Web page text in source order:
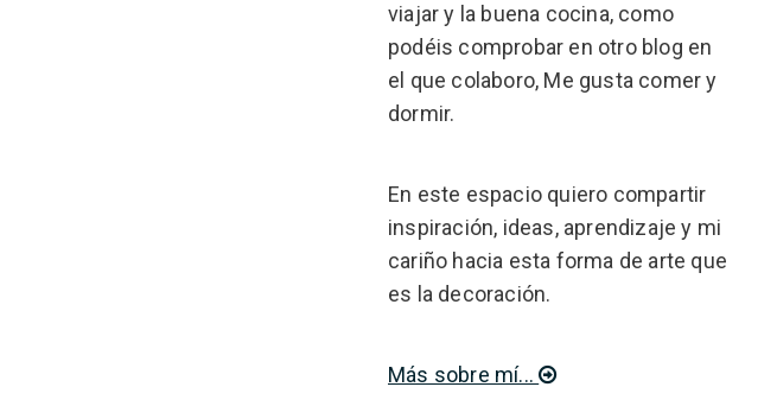
viajar y la buena cocina, como
podéis comprobar en otro blog en
el que colaboro, Me gusta comer y
dormir.
En este espacio quiero compartir
inspiración, ideas, aprendizaje y mi
cariño hacia esta forma de arte que
es la decoración.
Más sobre mí...